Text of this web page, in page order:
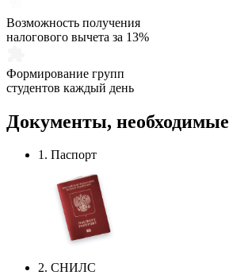
Возможность получения
налогового вычета за 13%
Формирование групп
студентов каждый день
Документы, необходимые
1. Паспорт
2. СНИЛС